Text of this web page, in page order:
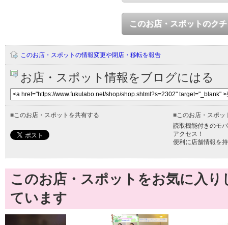
このお店・スポットのク
このお店・スポットの情報変更や閉店・移転を報告
お店・スポット情報をブログにはる
■このお店・スポットを共有する ■このお店・スポッ
読取機能付きのモ
アクセス！
便利に店舗情報を
このお店・スポットをお気に入
ています